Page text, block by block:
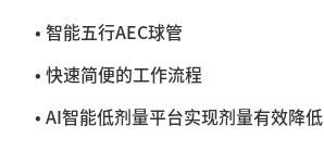
• 智能五行AEC球管
• 快速简便的工作流程
• AI智能低剂量平台实现剂量有效降低